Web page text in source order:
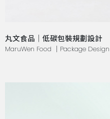
丸文食品｜低碳包裝規劃設計
MaruWen Food ｜Package Design